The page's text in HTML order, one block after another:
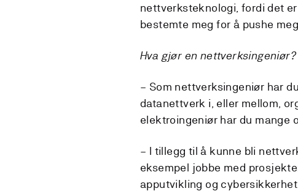
nettverksteknologi, ​​fordi det
bestemte meg for å pushe
Hva gjør en nettverksingeniør?
– Som nettverksingeniør har
datanettverk i, eller mellom,
elektroingeniør har du mange
– I tillegg til å kunne bli
eksempel jobbe med
apputvikling og cybersikkerhet.